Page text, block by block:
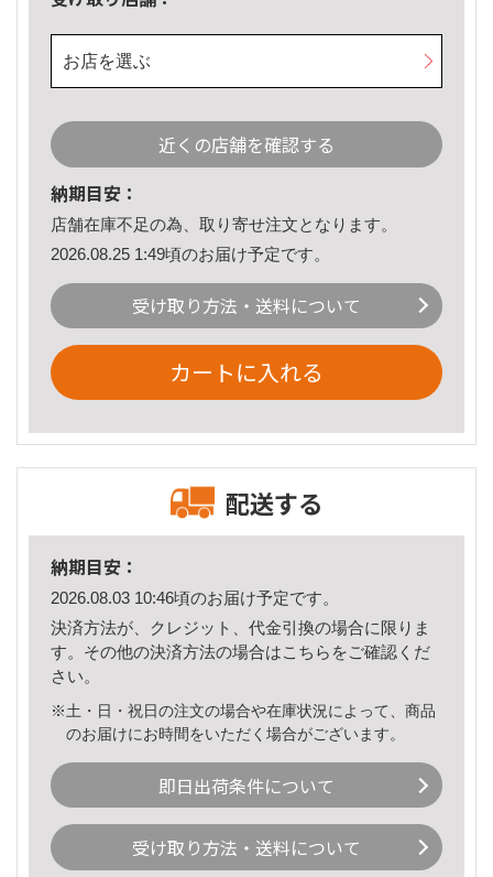
お店を選ぶ
近くの店舗を確認する
納期目安：
店舗在庫不足の為、取り寄せ注文となります。
2026.08.25 1:49頃のお届け予定です。
受け取り方法・送料について
カートに入れる
配送する
納期目安：
2026.08.03 10:46頃のお届け予定です。
決済方法が、クレジット、代金引換の場合に限りま
す。その他の決済方法の場合はこちら をご確認くだ
さい。
※土・日・祝日の注文の場合や在庫状況によって、商品
のお届けにお時間をいただく場合がございます。
即日出荷条件について
受け取り方法・送料について